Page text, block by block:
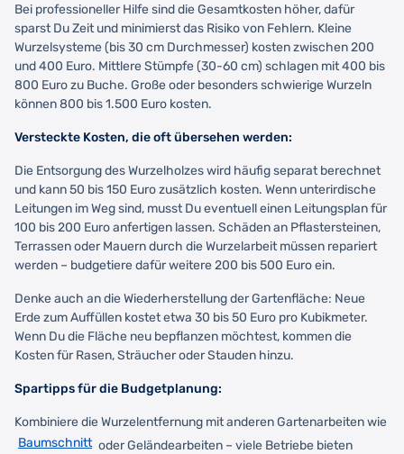
Bei professioneller Hilfe sind die Gesamtkosten höher, dafür
sparst Du Zeit und minimierst das Risiko von Fehlern. Kleine
Wurzelsysteme (bis 30 cm Durchmesser) kosten zwischen 200
und 400 Euro. Mittlere Stümpfe (30-60 cm) schlagen mit 400 bis
800 Euro zu Buche. Große oder besonders schwierige Wurzeln
können 800 bis 1.500 Euro kosten.
Versteckte Kosten, die oft übersehen werden:
Die Entsorgung des Wurzelholzes wird häufig separat berechnet
und kann 50 bis 150 Euro zusätzlich kosten. Wenn unterirdische
Leitungen im Weg sind, musst Du eventuell einen Leitungsplan für
100 bis 200 Euro anfertigen lassen. Schäden an Pflastersteinen,
Terrassen oder Mauern durch die Wurzelarbeit müssen repariert
werden – budgetiere dafür weitere 200 bis 500 Euro ein.
Denke auch an die Wiederherstellung der Gartenfläche: Neue
Erde zum Auffüllen kostet etwa 30 bis 50 Euro pro Kubikmeter.
Wenn Du die Fläche neu bepflanzen möchtest, kommen die
Kosten für Rasen, Sträucher oder Stauden hinzu.
Spartipps für die Budgetplanung:
Kombiniere die Wurzelentfernung mit anderen Gartenarbeiten wie
Baumschnitt oder Geländearbeiten – viele Betriebe bieten